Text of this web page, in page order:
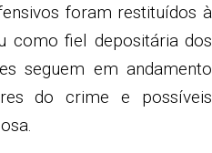
foram restituídos à
como fiel depositária dos
seguem em andamento
do crime e possíveis